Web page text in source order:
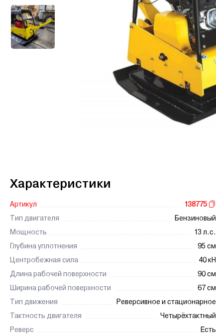
Характеристики
Артикул
138775
Тип двигателя
Бензиновый
Мощность
13 л.с.
Глубина уплотнения
95 см
Центробежная сила
40 кН
Длина рабочей поверхности
90 см
Ширина рабочей поверхности
67 см
Тип движения
Реверсивное и стационарное
Тактность двигателя
Четырёхтактный
Реверс
Есть